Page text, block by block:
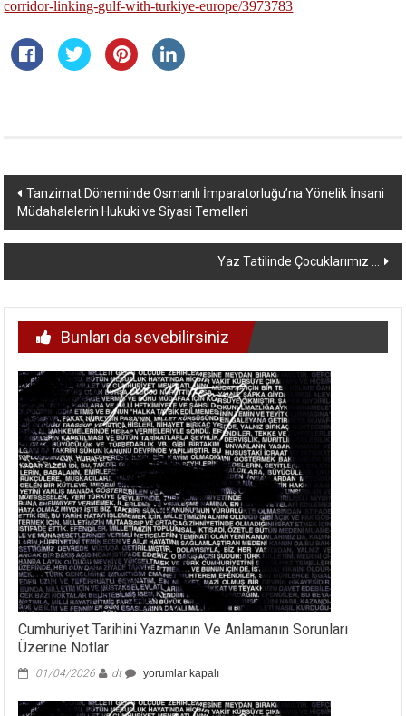
corridor-linking-gulf-with-turkiye-europe/3973783
Yazı
dolaşımı
Tanzimat Döneminde Osmanlı İmparatorluğu’na Yönelik İnsani
Müdahalelerin Hukuki ve Siyasi Temelleri
Yaz Tatilinde Çocuklarımız …
Bunları da sevebilirsiniz
Cumhuriyet Tarihini Yazmanın Ve Anlamanın Sorunları
Üzerine Notlar
01/04/2026 dt
Cumhuriyet
Yazmanın
yorumlar kapalı